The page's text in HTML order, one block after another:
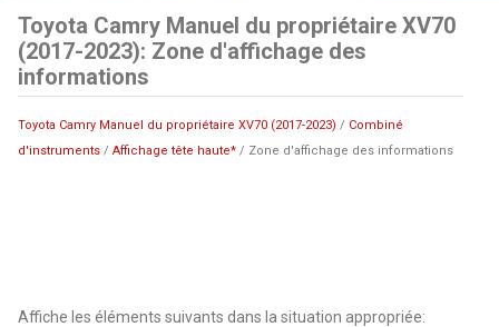
Toyota Camry Manuel du propriétaire XV70
(2017-2023): Zone d'affichage des
informations
Toyota Camry Manuel du propriétaire XV70 (2017-2023) / Combiné
d'instruments /Affichage tête haute* / Zone d'affichage des informations
Affiche les éléments suivants dans la situation appropriée: